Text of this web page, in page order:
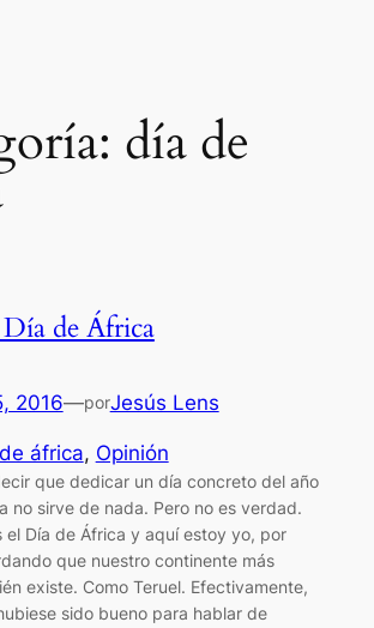
día de
de África
2016—porJesús Lens
áfrica, Opinión
que dedicar un día concreto del año
no sirve de nada. Pero no es verdad.
el Día de África y aquí estoy yo, por
que nuestro continente más
existe. Como Teruel. Efectivamente,
sido bueno para hablar de